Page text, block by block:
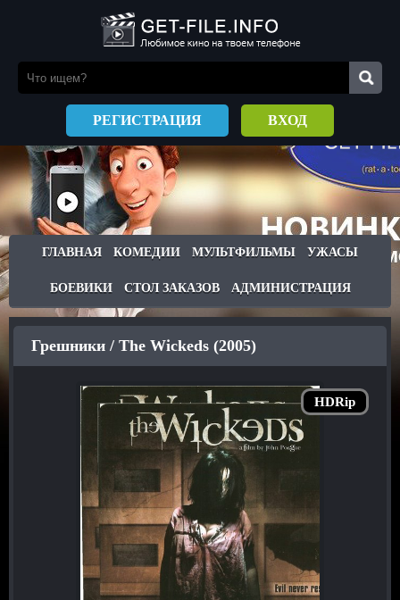
РЕГИСТРАЦИЯ ВХОД
ГЛАВНАЯ КОМЕДИИ МУЛЬТФИЛЬМЫ УЖАСЫ
БОЕВИКИ СТОЛ ЗАКАЗОВ АДМИНИСТРАЦИЯ
HDRip
Грешники / The Wickeds (2005)